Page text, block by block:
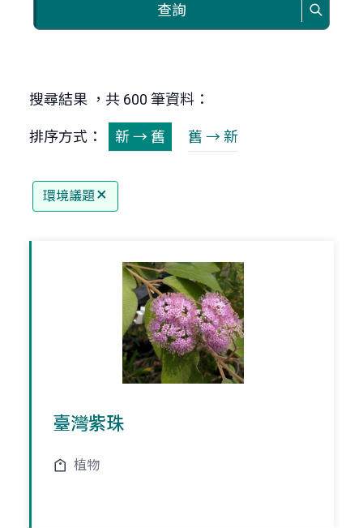
查詢
搜尋結果 ，共 600 筆資料：
排序方式： 新 → 舊 舊 → 新
環境議題
臺灣紫珠
植物